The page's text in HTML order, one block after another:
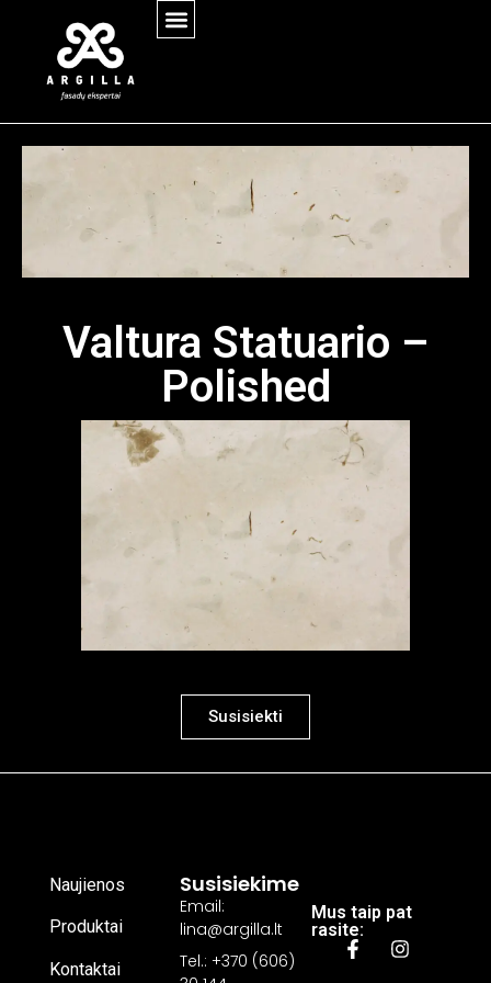
Valtura Statuario –
Polished
Susisiekti
Mus taip pat
rasite:
Naujienos
Produktai
Kontaktai
Susisiekime
Email:
lina@argilla.lt
Tel.: +370 (606)